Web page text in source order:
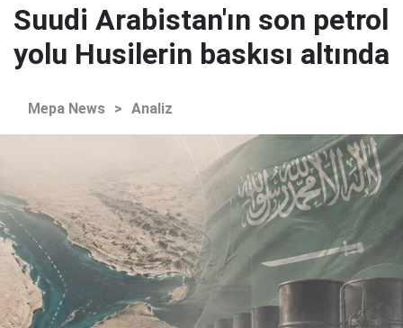
Suudi Arabistan'ın son petrol
yolu Husilerin baskısı altında
Mepa News > Analiz